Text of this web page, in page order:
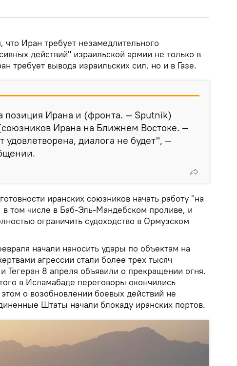
что Иран требует незамедлительного
действий" израильской армии не только в
требует вывода израильских сил, но и в Газе.
позиция Ирана и (фронта. — Sputnik)
Ирана на Ближнем Востоке. —
удовлетворена, диалога не будет", —
иранских союзников начать работу "на
в том числе в Баб-Эль-Мандебском проливе, и
ограничить судоходство в Ормузском
начали наносить удары по объектам на
агрессии стали более трех тысяч
Тегеран 8 апреля объявили о прекращении огня.
в Исламабаде переговоры окончились
этом о возобновлении боевых действий не
Штаты начали блокаду иранских портов.